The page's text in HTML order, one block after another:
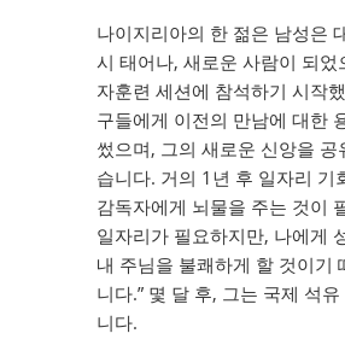
나이지리아의 한 젊은 남성은
시 태어나, 새로운 사람이 되었
자훈련 세션에 참석하기 시작
구들에게 이전의 만남에 대한
썼으며, 그의 새로운 신앙을
습니다. 거의 1년 후 일자리 기
감독자에게 뇌물을 주는 것이
일자리가 필요하지만, 나에게
내 주님을 불쾌하게 할 것이기
니다.” 몇 달 후, 그는 국제 석
니다.